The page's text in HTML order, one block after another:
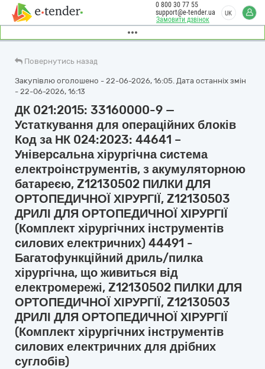
Замовити дзвінок
0 800 30 77 55
support@e-tender.ua
UK
Повернутись назад
Закупівлю оголошено - 22-06-2026, 16:05. Дата останніх змін
- 22-06-2026, 16:13
ДК 021:2015: 33160000-9 —
Устаткування для операційних блоків
Код за НК 024:2023: 44641 –
Універсальна хірургічна система
електроінструментів, з акумуляторною
батареєю, Z12130502 ПИЛКИ ДЛЯ
ОРТОПЕДИЧНОЇ ХІРУРГІЇ, Z12130503
ДРИЛІ ДЛЯ ОРТОПЕДИЧНОЇ ХІРУРГІЇ
(Комплект хірургічних інструментів
силових електричних) 44491 -
Багатофункційний дриль/пилка
хірургічна, що живиться від
електромережі, Z12130502 ПИЛКИ ДЛЯ
ОРТОПЕДИЧНОЇ ХІРУРГІЇ, Z12130503
ДРИЛІ ДЛЯ ОРТОПЕДИЧНОЇ ХІРУРГІЇ
(Комплект хірургічних інструментів
силових електричних для дрібних
суглобів)